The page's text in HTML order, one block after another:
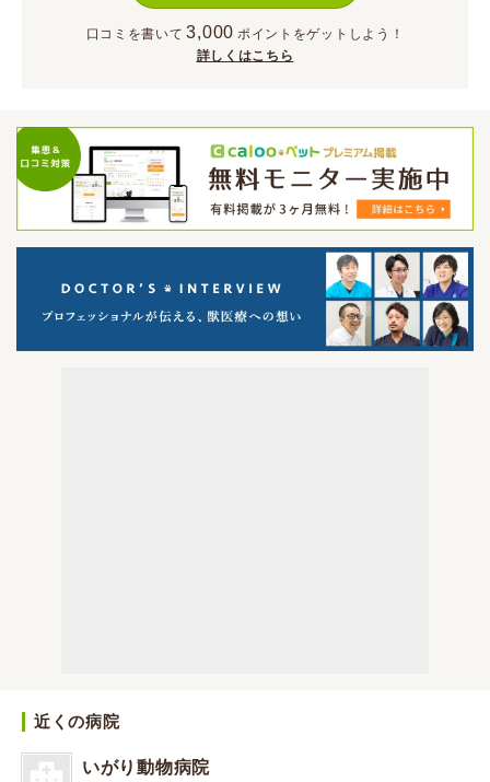
口コミを書いて 3,000 ポイント をゲットしよう！
詳しくはこちら
近くの病院
いがり動物病院